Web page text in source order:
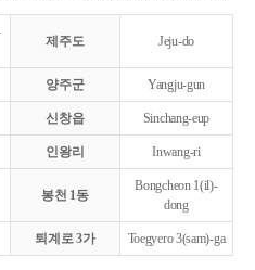
제주도 Jeju-do
양주군 Yangju-gun
신창읍 Sinchang-eup
인왕리 Inwang-ri
봉천 1동
Bongcheon 1(il)-
dong
퇴계로 3가 Toegyero 3(sam)-ga